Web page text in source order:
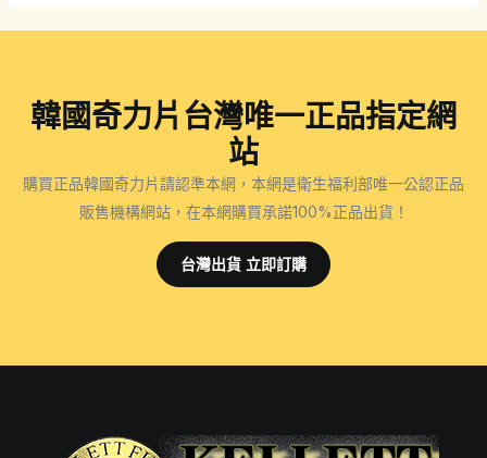
韓國奇力片台灣唯一正品指定網
站
購買正品韓國奇力片請認準本網，本網是衛生福利部唯一公認正品
販售機構網站，在本網購買承諾100%正品出貨！
台灣出貨 立即訂購